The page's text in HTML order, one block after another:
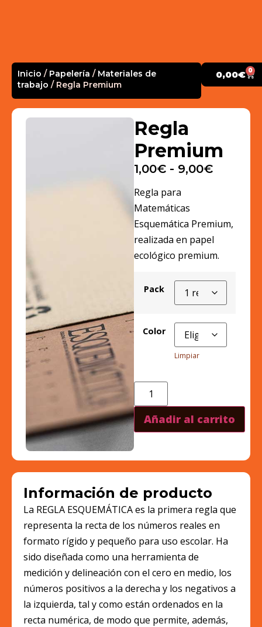
Inicio / Papelería / Materiales de
trabajo / Regla Premium
0,00€ 0
Regla
Premium
1,00€ - 9,00€
Regla para
Matemáticas
Esquemática Premium,
realizada en papel
ecológico premium.
Pack
Color
Limpiar
Añadir al carrito
Información de producto
La REGLA ESQUEMÁTICA es la primera regla que
representa la recta de los números reales en
formato rígido y pequeño para uso escolar. Ha
sido diseñada como una herramienta de
medición y delineación con el cero en medio, los
números positivos a la derecha y los negativos a
la izquierda, tal y como están ordenados en la
recta numérica, de modo que permite, además,